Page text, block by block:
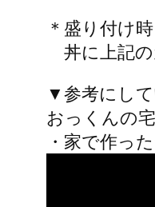
＊盛り付け時
丼に上記の
▼参考にし
おっくんの
・家で作っ